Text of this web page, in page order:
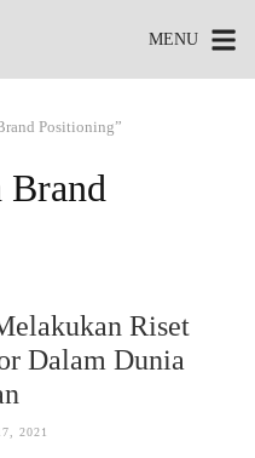
MENU
Positioning”
Brand
Riset
Dalam Dunia
2021